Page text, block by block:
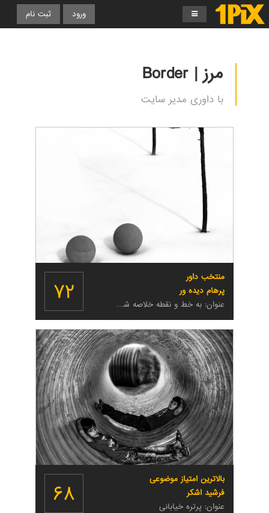
ورود ثبت نام
مرز | Border
با داوری مدیر سایت
منتخب داور
پرهام دیده ور
عنوان: به خط و نقطه خلاصه شد زمین به وقت بارش برف
۷۲
بالاترین امتیاز موضوعی
فرشید اشکر
عنوان: پرتره خیابانی
۶۸